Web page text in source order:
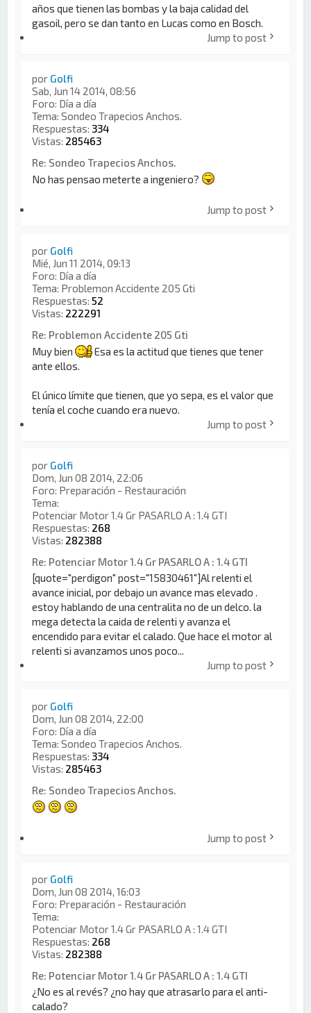
años que tienen las bombas y la baja calidad del
gasoil, pero se dan tanto en Lucas como en Bosch.
Jump to post
por Golfi
Sab, Jun 14 2014, 08:56
Foro: Día a día
Tema:Sondeo Trapecios Anchos.
Respuestas: 334
Vistas: 285463
Re: Sondeo Trapecios Anchos.
No has pensao meterte a ingeniero?
Jump to post
por Golfi
Mié, Jun 11 2014, 09:13
Foro: Día a día
Tema: Problemon Accidente 205 Gti
Respuestas:52
Vistas: 222291
Re: Problemon Accidente 205 Gti
Muy bien
Esa es la actitud que tienes que tener
ante ellos.
El único límite que tienen, que yo sepa, es el valor que
tenía el coche cuando era nuevo.
Jump to post
por Golfi
Dom, Jun 08 2014, 22:06
Foro: Preparación - Restauración
Tema:
Potenciar Motor 1.4 Gr PASARLO A : 1.4 GTI
Respuestas: 268
Vistas: 282388
Re: Potenciar Motor 1.4 Gr PASARLO A : 1.4 GTI
[quote="perdigon" post="15830461"]Al relenti el
avance inicial, por debajo un avance mas elevado .
estoy hablando de una centralita no de un delco. la
mega detecta la caida de relenti y avanza el
encendido para evitar el calado. Que hace el motor al
relenti si avanzamos unos poco...
Jump to post
por Golfi
Dom, Jun 08 2014, 22:00
Foro: Día a día
Tema:Sondeo Trapecios Anchos.
Respuestas: 334
Vistas: 285463
Re: Sondeo Trapecios Anchos.
Jump to post
por Golfi
Dom, Jun 08 2014, 16:03
Foro: Preparación - Restauración
Tema:
Potenciar Motor 1.4 Gr PASARLO A : 1.4 GTI
Respuestas: 268
Vistas: 282388
Re: Potenciar Motor 1.4 Gr PASARLO A : 1.4 GTI
¿No es al revés? ¿no hay que atrasarlo para el anti-
calado?